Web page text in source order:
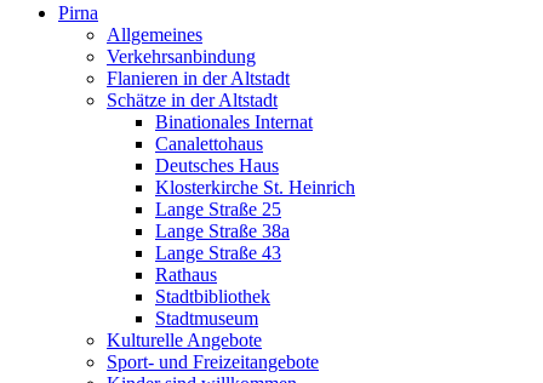
Pirna
Allgemeines
Verkehrsanbindung
Flanieren in der Altstadt
Schätze in der Altstadt
Binationales Internat
Canalettohaus
Deutsches Haus
Klosterkirche St. Heinrich
Lange Straße 25
Lange Straße 38a
Lange Straße 43
Rathaus
Stadtbibliothek
Stadtmuseum
Kulturelle Angebote
Sport- und Freizeitangebote